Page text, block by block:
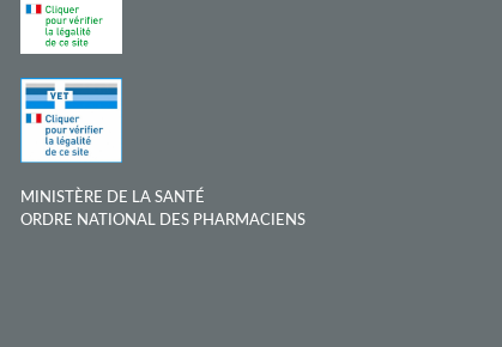
MINISTÈRE DE LA SANTÉ
ORDRE NATIONAL DES PHARMACIENS